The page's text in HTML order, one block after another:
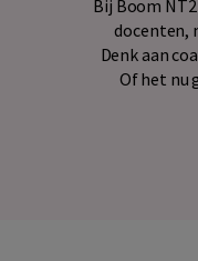
Bij Boom
docenten,
Denk aan
Of het nu